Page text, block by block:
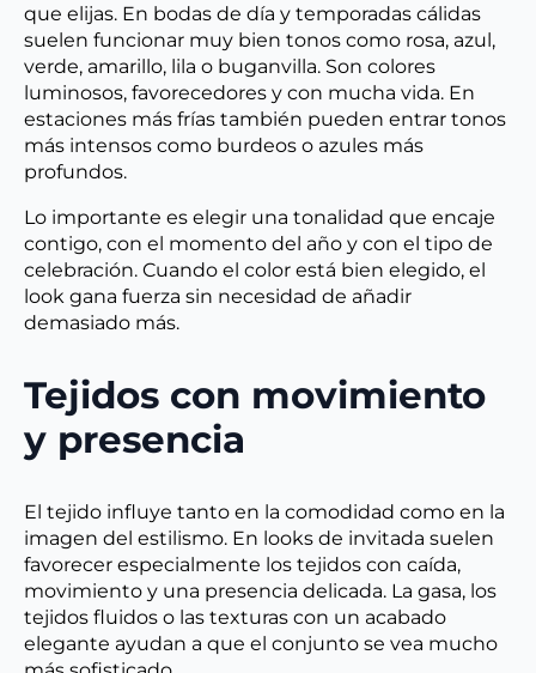
que elijas. En bodas de día y temporadas cálidas
suelen funcionar muy bien tonos como rosa, azul,
verde, amarillo, lila o buganvilla. Son colores
luminosos, favorecedores y con mucha vida. En
estaciones más frías también pueden entrar tonos
más intensos como burdeos o azules más
profundos.
Lo importante es elegir una tonalidad que encaje
contigo, con el momento del año y con el tipo de
celebración. Cuando el color está bien elegido, el
look gana fuerza sin necesidad de añadir
demasiado más.
Tejidos con movimiento
y presencia
El tejido influye tanto en la comodidad como en la
imagen del estilismo. En looks de invitada suelen
favorecer especialmente los tejidos con caída,
movimiento y una presencia delicada. La gasa, los
tejidos fluidos o las texturas con un acabado
elegante ayudan a que el conjunto se vea mucho